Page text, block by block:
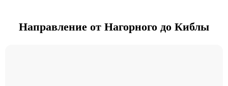
Направление от Нагорного до Киблы